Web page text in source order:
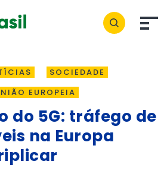
SOCIEDADE
EUROPEIA
do 5G: tráfego de
na Europa